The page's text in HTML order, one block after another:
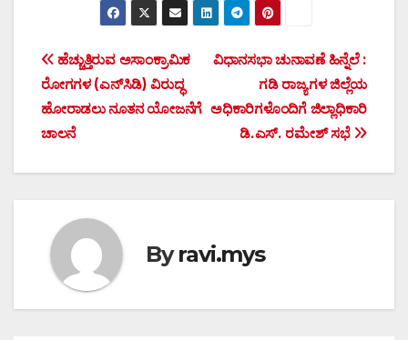
Post
navigation
ವಿಧಾನಸಭಾ ಚುನಾವಣೆ ಹಿನ್ನೆಲೆ :
ಗಡಿ ರಾಜ್ಯಗಳ ಜಿಲ್ಲೆಯ
ಅಧಿಕಾರಿಗಳೊಂದಿಗೆ ಜಿಲ್ಲಾಧಿಕಾರಿ
ಡಿ.ಎಸ್. ರಮೇಶ್ ಸಭೆ
ಹೆಚ್ಚುತ್ತಿರುವ ಅಸಾಂಕ್ರಾಮಿಕ
ರೋಗಗಳ (ಎನ್‌ಸಿಡಿ) ವಿರುದ್ಧ
ಹೋರಾಡಲು ನೂತನ ಯೋಜನೆಗೆ
ಚಾಲನೆ
Byravi.mys